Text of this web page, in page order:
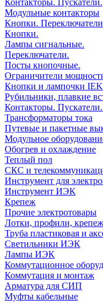
Модульные контакторы
Кнопки.
Кнопки.
Лампы сигнальные.
Переключатели.
Посты кнопочные.
Ограничители
Кнопки и лампочки IEK
Рубильники, плавкие
Контакторы.
Трансформаторы тока
Путевые и пакетные
Модульное
Обогрев и охлаждение
Теплый пол
СКС и
Инструмент для
Инструмент ИЭК
Крепеж
Прочие электротовары
Лотки, профили, крепеж
Труба пластиковая и
Светильники ИЭК
Лампы ИЭК
Коммутационное
Коммутация и монтаж
Арматура для СИП
Муфты кабельные